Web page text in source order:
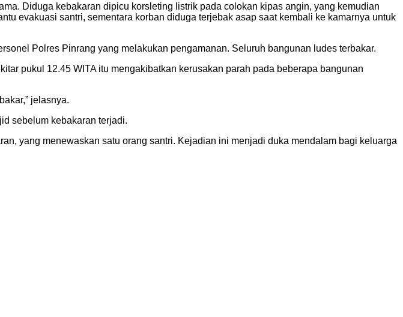
Diduga kebakaran dipicu korsleting listrik pada colokan kipas angin, yang kemudian
evakuasi santri, sementara korban diduga terjebak asap saat kembali ke kamarnya untuk
Polres Pinrang yang melakukan pengamanan. Seluruh bangunan ludes terbakar.
pukul 12.45 WITA itu mengakibatkan kerusakan parah pada beberapa bangunan
jelasnya.
sebelum kebakaran terjadi.
yang menewaskan satu orang santri. Kejadian ini menjadi duka mendalam bagi keluarga